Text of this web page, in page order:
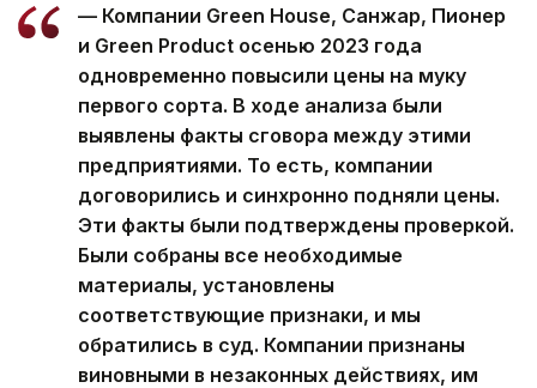
— Компании Green House, Санжар, Пионер
и Green Product осенью 2023 года
одновременно повысили цены на муку
первого сорта. В ходе анализа были
выявлены факты сговора между этими
предприятиями. То есть, компании
договорились и синхронно подняли цены.
Эти факты были подтверждены проверкой.
Были собраны все необходимые
материалы, установлены
соответствующие признаки, и мы
обратились в суд. Компании признаны
виновными в незаконных действиях, им